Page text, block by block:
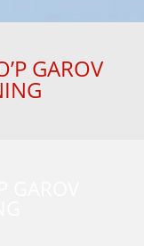
GAROV